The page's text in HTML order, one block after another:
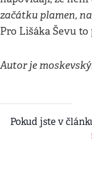
začátku plamen,
Pro Lišáka Ševu
Autor je
Pokud jste v